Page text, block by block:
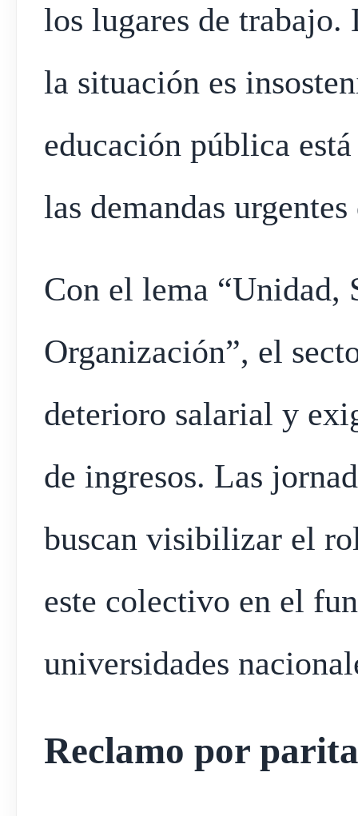
los lugares de trabajo.
la situación es
educación pública
las demandas
Con el lema “Unidad,
Organización”, el
deterioro salarial y
de ingresos. Las
buscan visibilizar el
este colectivo en el
universidades
Reclamo por